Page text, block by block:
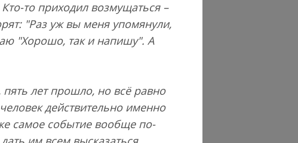
то приходил возмущаться –
"Раз уж вы меня упомянули,
"Хорошо, так и напишу". А
лет прошло, но всё равно
действительно именно
самое событие вообще по-